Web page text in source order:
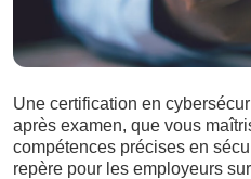
Une certification en
après examen, que vous
compétences précises en
repère pour les employeurs